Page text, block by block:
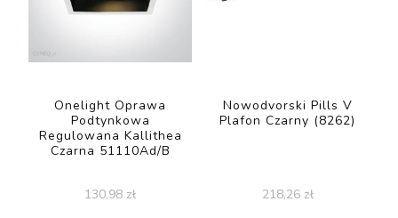
Onelight Oprawa
Podtynkowa
Regulowana Kallithea
Czarna 51110Ad/B
130,98 zł
Nowodvorski Pills V
Plafon Czarny (8262)
218,26 zł